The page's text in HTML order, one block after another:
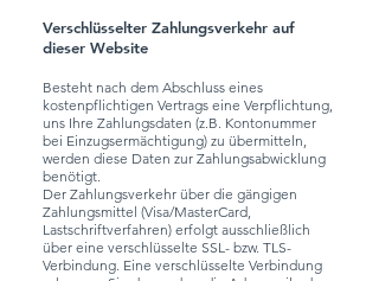
Verschlüsselter Zahlungsverkehr auf
dieser Website
Besteht nach dem Abschluss eines
kostenpflichtigen Vertrags eine Verpflichtung,
uns Ihre Zahlungsdaten (z.B. Kontonummer
bei Einzugsermächtigung) zu übermitteln,
werden diese Daten zur Zahlungsabwicklung
benötigt.
Der Zahlungsverkehr über die gängigen
Zahlungsmittel (Visa/MasterCard,
Lastschriftverfahren) erfolgt ausschließlich
über eine verschlüsselte SSL- bzw. TLS-
Verbindung. Eine verschlüsselte Verbindung